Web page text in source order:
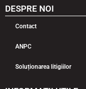
DESPRE NOI
Contact
ANPC
Soluționarea litigiilor